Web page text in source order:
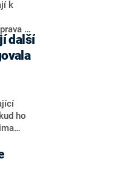
k
na
v
i
to
s
Prima
ho
mohl